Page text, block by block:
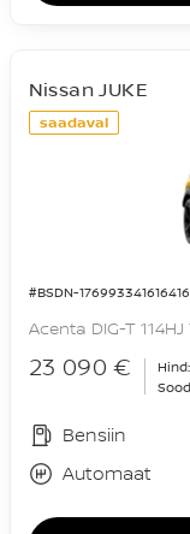
saadaval
#BSDN-
Nissan JUKE
Acenta DIG-T 114HJ
23 090 € Hind:
Bensiin
Automaat